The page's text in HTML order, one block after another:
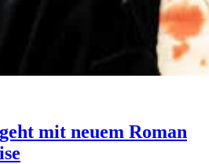
mit neuem Roman